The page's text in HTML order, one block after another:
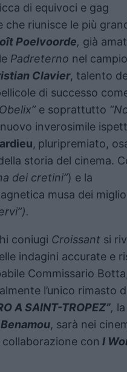
di equivoci e gag
riunisce le più
Poelvoorde, già
Padreterno nel
Clavier, talento
di successo
e soprattutto
inverosimile
, pluripremiato,
storia del cinema.
dei cretini”) e la
musa dei
coniugi Croissant si
indagini accurate e
Commissario
l’unico rimasto
A SAINT-TROPEZ”,
, sarà nei
collaborazione con I